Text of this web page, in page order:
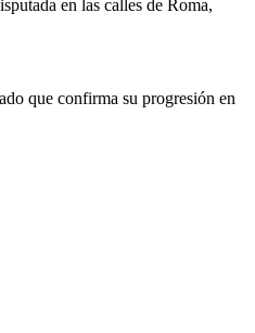
en las calles de Roma,
que confirma su progresión en